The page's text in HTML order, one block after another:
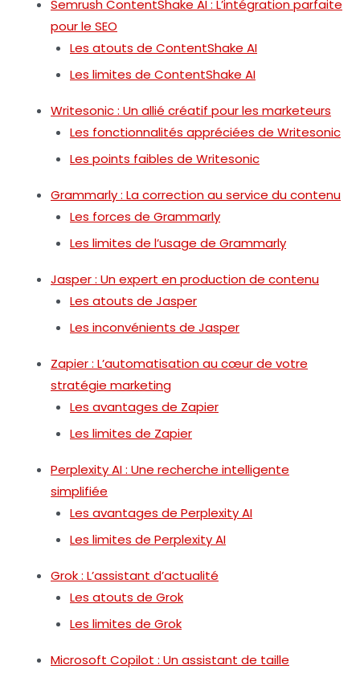
Semrush ContentShake AI : L’intégration parfaite
pour le SEO
Les atouts de ContentShake AI
Les limites de ContentShake AI
Writesonic : Un allié créatif pour les marketeurs
Les fonctionnalités appréciées de Writesonic
Les points faibles de Writesonic
Grammarly : La correction au service du contenu
Les forces de Grammarly
Les limites de l’usage de Grammarly
Jasper : Un expert en production de contenu
Les atouts de Jasper
Les inconvénients de Jasper
Zapier : L’automatisation au cœur de votre
stratégie marketing
Les avantages de Zapier
Les limites de Zapier
Perplexity AI : Une recherche intelligente
simplifiée
Les avantages de Perplexity AI
Les limites de Perplexity AI
Grok : L’assistant d’actualité
Les atouts de Grok
Les limites de Grok
Microsoft Copilot : Un assistant de taille